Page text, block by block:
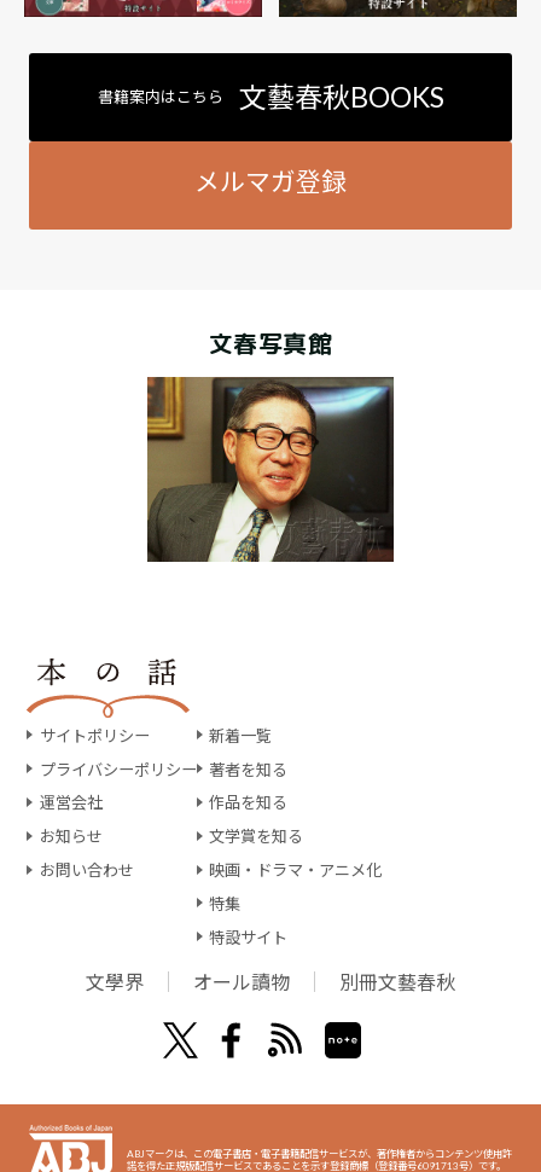
書籍案内はこちら 文藝春秋BOOKS
メルマガ登録
文春写真館
サイトポリシー
プライバシーポリシー
運営会社
お知らせ
お問い合わせ
新着一覧
著者を知る
作品を知る
文学賞を知る
映画・ドラマ・アニメ化
特集
特設サイト
文學界 オール讀物 別冊文藝春秋
ABJマークは、この電子書店・電子書籍配信サービスが、著作権者からコンテンツ使用許
諾を得た正規版配信サービスであることを示す登録商標（登録番号6091713号）です。